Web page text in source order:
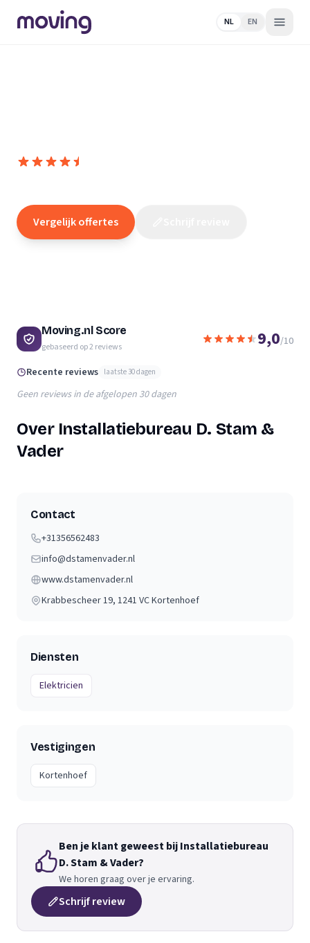
NL EN
Vergelijk offertes
Moving.nl Score
gebaseerd op2reviews 9,0/10
Recente reviews laatste 30 dagen
Geen reviews in de afgelopen 30 dagen
Over Installatiebureau D. Stam &
Vader
Contact
+31356562483
info@dstamenvader.nl
www.dstamenvader.nl
Krabbescheer 19, 1241 VCKortenhoef
Diensten
Elektricien
Vestigingen
Kortenhoef
Ben je klant geweest bij Installatiebureau
D. Stam & Vader?
We horen graag over je ervaring.
Schrijf review